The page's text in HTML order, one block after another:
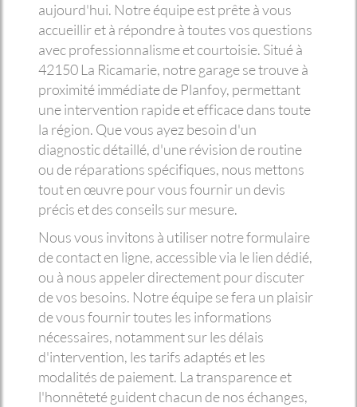
aujourd'hui. Notre équipe est prête à vous
accueillir et à répondre à toutes vos questions
avec professionnalisme et courtoisie. Situé à
42150 La Ricamarie, notre garage se trouve à
proximité immédiate de Planfoy, permettant
une intervention rapide et efficace dans toute
la région. Que vous ayez besoin d'un
diagnostic détaillé, d'une révision de routine
ou de réparations spécifiques, nous mettons
tout en œuvre pour vous fournir un devis
précis et des conseils sur mesure.
Nous vous invitons à utiliser notre formulaire
de contact en ligne, accessible via le lien dédié,
ou à nous appeler directement pour discuter
de vos besoins. Notre équipe se fera un plaisir
de vous fournir toutes les informations
nécessaires, notamment sur les délais
d'intervention, les tarifs adaptés et les
modalités de paiement. La transparence et
l'honnêteté guident chacun de nos échanges,